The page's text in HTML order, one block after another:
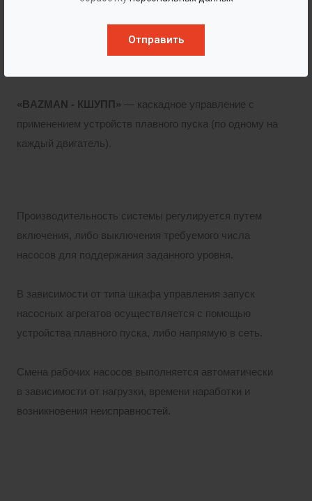
Отправить
— каскадное управление с
«BAZMAN - КШУПП» — каскадное управление с
применением устройств плавного пуска (по одному на
каждый двигатель).
Производительность системы регулируется путем
включения, либо выключения требуемого числа
насосов для поддержания заданного уровня.
В зависимости от типа шкафа управления запуск
насосных агрегатов осуществляется с помощью
устройства плавного пуска, либо напрямую в сеть.
Смена рабочих насосов выполняется автоматически
в зависимости от нагрузки, времени наработки и
возникновения неисправностей.